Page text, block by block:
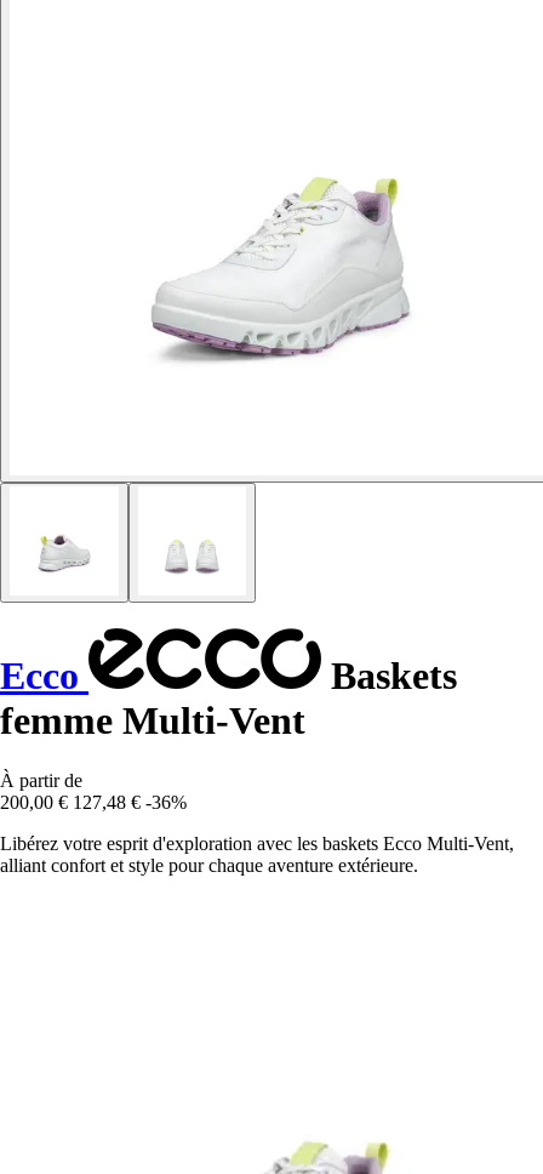
Ecco
Baskets
femme Multi-Vent
À partir de
200,00 € 127,48 € -36%
Libérez votre esprit d'exploration avec les baskets Ecco Multi-Vent,
alliant confort et style pour chaque aventure extérieure.